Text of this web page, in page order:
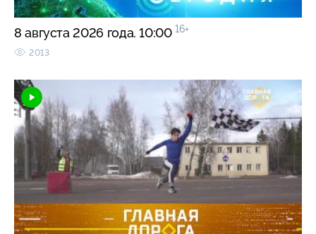
8 августа 2026 года. 10:00 16+
2013